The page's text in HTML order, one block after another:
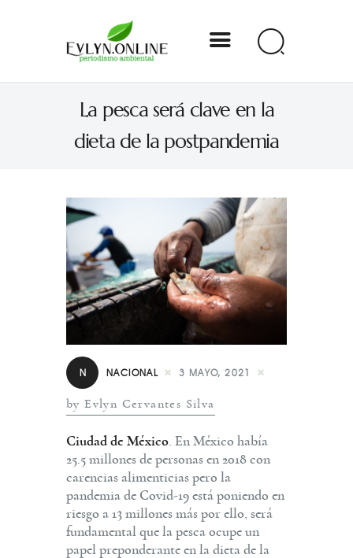
La pesca será clave en la
dieta de la postpandemia
Evlyn Online
Periodismo para autogobernarse
Nacional
Estados
Especial
Opinión
Contacto
N NACIONAL 3 MAYO, 2021
by Evlyn Cervantes Silva
Ciudad de México. En México había
25.5 millones de personas en 2018 con
carencias alimenticias pero la
pandemia de Covid-19 está poniendo en
riesgo a 13 millones más por ello, será
fundamental que la pesca ocupe un
papel preponderante en la dieta de la